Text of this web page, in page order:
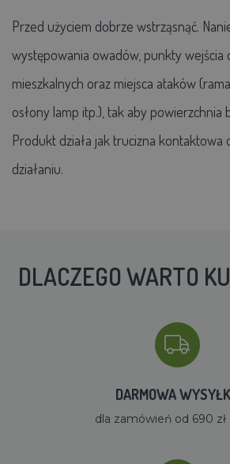
Przed użyciem dobrze wstrząsnąć.
występowania owadów, punkty wejścia
mieszkalnych oraz miejsca ataków
osłony lamp itp.), tak aby powierzchnia
Produkt działa jak trucizna kontaktowa
działaniu.
DLACZEGO WARTO
DARMOWA
dla zamówień od 690 zł